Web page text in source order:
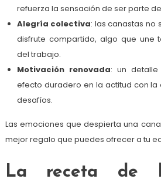
refuerza la sensación de ser parte
Alegría colectiva: las canastas no
disfrute compartido, algo que une
del trabajo.
Motivación renovada: un
efecto duradero en la actitud con la
desafíos.
Las emociones que despierta una
mejor regalo que puedes ofrecer a tu
La receta de